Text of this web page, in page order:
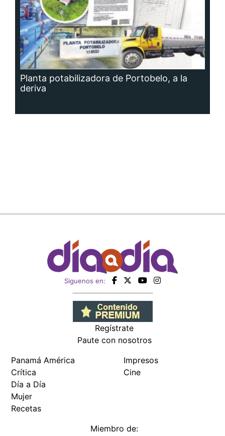
Planta potabilizadora de Portobelo, a la
deriva
Siguenos en:
Regístrate
Paute con nosotros
Panamá América
Crítica
Día a Día
Mujer
Recetas
Impresos
Cine
Miembro de: